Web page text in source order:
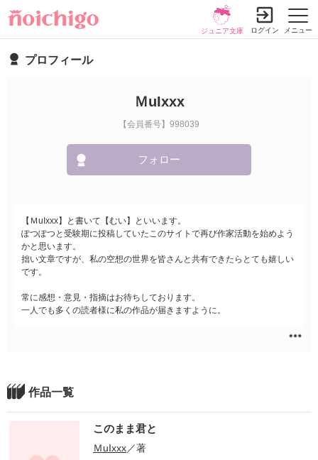
メニュー
ジュニア文庫 ログイン
プロフィール
ＭuIxxx
【会員番号】998039
フォロー
【ＭuIxxx】と書いて【むい】といいます。
ぽつぽつと受験期に投稿していたこのサイトで再び作家活動を始めよう
かと思います。
拙い文章ですが、私の空想の世界を皆さんと共有できたらとても嬉しい
です。
常に感想・意見・指摘はお待ちしております。
一人でも多くの読者様に私の作品が届きますように。
作品一覧
このまま君と
ＭuIxxx／著